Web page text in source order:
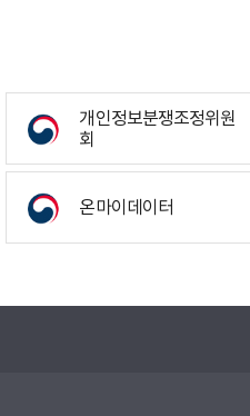
개인정보분쟁조정위원
회
온마이데이터